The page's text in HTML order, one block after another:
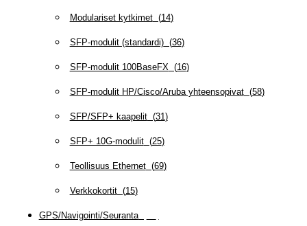
Modulariset kytkimet(14)
SFP-modulit (standardi)(36)
SFP-modulit 100BaseFX(16)
SFP-modulit HP/Cisco/Aruba yhteensopivat(58)
SFP/SFP+ kaapelit(31)
SFP+ 10G-modulit(25)
Teollisuus Ethernet(69)
Verkkokortit(15)
GPS/Navigointi/Seuranta(